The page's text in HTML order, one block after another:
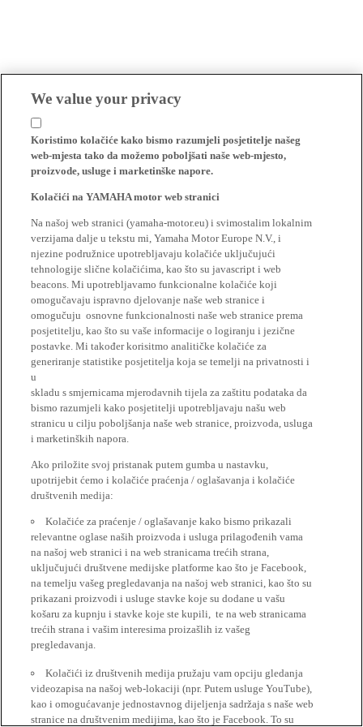
We value your privacy
Koristimo kolačiće kako bismo razumjeli posjetitelje našeg
web-mjesta tako da možemo poboljšati naše web-mjesto,
proizvode, usluge i marketinške napore.
Kolačići na YAMAHA motor web stranici
Na našoj web stranici (yamaha-motor.eu) i svimostalim lokalnim
verzijama dalje u tekstu mi, Yamaha Motor Europe N.V., i
njezine podružnice upotrebljavaju kolačiće uključujući
tehnologije slične kolačićima, kao što su javascript i web
beacons. Mi upotrebljavamo funkcionalne kolačiće koji
omogučavaju ispravno djelovanje naše web stranice i
omogučuju osnovne funkcionalnosti naše web stranice prema
posjetitelju, kao što su vaše informacije o logiranju i jezične
postavke. Mi također korisitmo analitičke kolačiće za
generiranje statistike posjetitelja koja se temelji na privatnosti i
u
skladu s smjernicama mjerodavnih tijela za zaštitu podataka da
bismo razumjeli kako posjetitelji upotrebljavaju našu web
stranicu u cilju poboljšanja naše web stranice, proizvoda, usluga
i marketinških napora.
Ako priložite svoj pristanak putem gumba u nastavku,
upotrijebit ćemo i kolačiće praćenja / oglašavanja i kolačiće
društvenih medija:
Kolačiće za praćenje / oglašavanje kako bismo prikazali
relevantne oglase naših proizvoda i usluga prilagođenih vama
na našoj web stranici i na web stranicama trećih strana,
uključujući društvene medijske platforme kao što je Facebook,
na temelju vašeg pregledavanja na našoj web stranici, kao što su
prikazani proizvodi i usluge stavke koje su dodane u vašu
košaru za kupnju i stavke koje ste kupili, te na web stranicama
trećih strana i vašim interesima proizašlih iz vašeg
pregledavanja.
Kolačići iz društvenih medija pružaju vam opciju gledanja
videozapisa na našoj web-lokaciji (npr. Putem usluge YouTube),
kao i omogućavanje jednostavnog dijeljenja sadržaja s naše web
stranice na društvenim medijima, kao što je Facebook. To su